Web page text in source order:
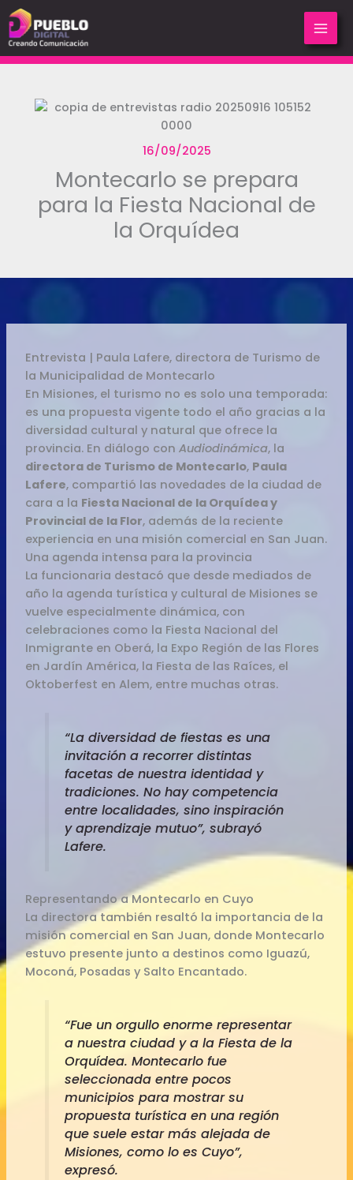
al
contenido
16/09/2025
Montecarlo se prepara
para la Fiesta Nacional de
la Orquídea
Entrevista | Paula Lafere, directora de Turismo de
la Municipalidad de Montecarlo
En Misiones, el turismo no es solo una temporada:
es una propuesta vigente todo el año gracias a la
diversidad cultural y natural que ofrece la
provincia. En diálogo conAudiodinámica, la
directora de Turismo de Montecarlo, Paula
Lafere, compartió las novedades de la ciudad de
cara a la Fiesta Nacional de la Orquídea y
Provincial de la Flor, además de la reciente
experiencia en una misión comercial en San Juan.
Una agenda intensa para la provincia
La funcionaria destacó que desde mediados de
año la agenda turística y cultural de Misiones se
vuelve especialmente dinámica, con
celebraciones como la Fiesta Nacional del
Inmigrante en Oberá, la Expo Región de las Flores
en Jardín América, la Fiesta de las Raíces, el
Oktoberfest en Alem, entre muchas otras.
“La diversidad de fiestas es una
invitación a recorrer distintas
facetas de nuestra identidad y
tradiciones. No hay competencia
entre localidades, sino inspiración
y aprendizaje mutuo”, subrayó
Lafere.
Representando a Montecarlo en Cuyo
La directora también resaltó la importancia de la
misión comercial en San Juan, donde Montecarlo
estuvo presente junto a destinos como Iguazú,
Moconá, Posadas y Salto Encantado.
“Fue un orgullo enorme representar
a nuestra ciudad y a la Fiesta de la
Orquídea. Montecarlo fue
seleccionada entre pocos
municipios para mostrar su
propuesta turística en una región
que suele estar más alejada de
Misiones, como lo es Cuyo”,
expresó.